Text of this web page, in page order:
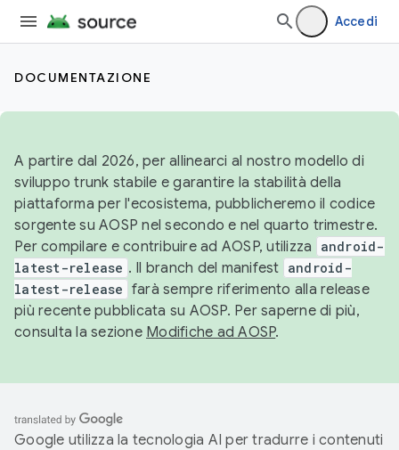
Accedi
DOCUMENTAZIONE
A partire dal 2026, per allinearci al nostro modello di
sviluppo trunk stabile e garantire la stabilità della
piattaforma per l'ecosistema, pubblicheremo il codice
sorgente su AOSP nel secondo e nel quarto trimestre.
Per compilare e contribuire ad AOSP, utilizza
android-
latest-release . Il branch del manifest android-
latest-release farà sempre riferimento alla release
più recente pubblicata su AOSP. Per saperne di più,
consulta la sezione Modifiche ad AOSP.
Google utilizza la tecnologia AI per tradurre i contenuti